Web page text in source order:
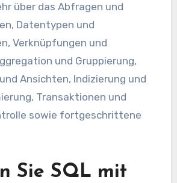
über das Abfragen und
Datentypen und
Verknüpfungen und
und Gruppierung,
Ansichten, Indizierung und
Transaktionen und
sowie fortgeschrittene
Sie SQL mit